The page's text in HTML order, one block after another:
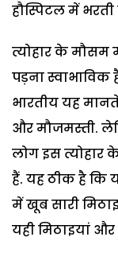
हौस्पिटल में भरती
त्योहार के
पड़ना स्वाभाविक
भारतीय यह
और मौजमस्ती.
लोग इस त्योहार
हैं. यह ठीक है कि
में खूब सारी
यही मिठाइयां